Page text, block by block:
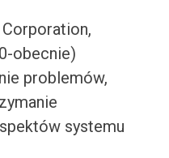
obecnie)
problemów,
systemu